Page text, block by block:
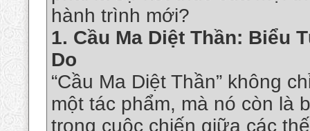
hành trình mới?
1. Cầu Ma Diệt Thần: Biểu
Do
“Cầu Ma Diệt Thần” không
một tác phẩm, mà nó còn là
trong cuộc chiến giữa các